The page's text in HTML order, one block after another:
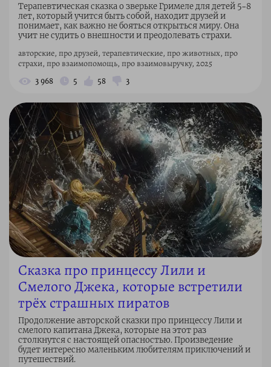
Терапевтическая сказка о зверьке Гримеле для детей 5–8
лет, который учится быть собой, находит друзей и
понимает, как важно не бояться открыться миру. Она
учит не судить о внешности и преодолевать страхи.
авторские, про друзей, терапевтические, про животных, про
страхи, про взаимопомощь, про взаимовыручку, 2025
3 968 5 58 3
Сказка про принцессу Лили и
Смелого Джека, которые встретили
трёх страшных пиратов
Продолжение авторской сказки про принцессу Лили и
смелого капитана Джека, которые на этот раз
столкнутся с настоящей опасностью. Произведение
будет интересно маленьким любителям приключений и
путешествий.